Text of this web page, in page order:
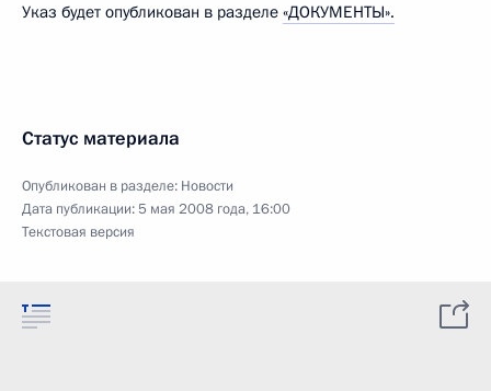
Указ будет опубликован в разделе «ДОКУМЕНТЫ».
Статус материала
Опубликован в разделе: Новости
Дата публикации:5 мая 2008 года, 16:00
Текстовая версия